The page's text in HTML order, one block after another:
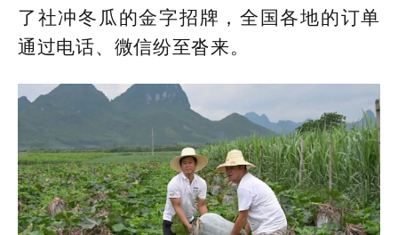
了社冲冬瓜的金字招牌，全国各地的订单
通过电话、微信纷至沓来。